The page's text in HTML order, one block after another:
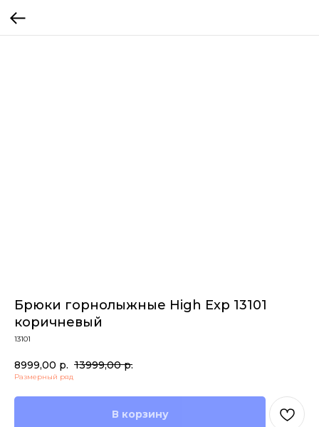
Брюки горнолыжные High Exp 13101
коричневый
13101
8999,00 р. 13999,00 р.
Размерный ряд
В корзину